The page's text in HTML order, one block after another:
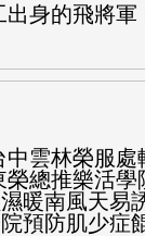
身的飛將軍
中雲林榮服處
榮總推樂活學
暖南風天易
預防肌少症